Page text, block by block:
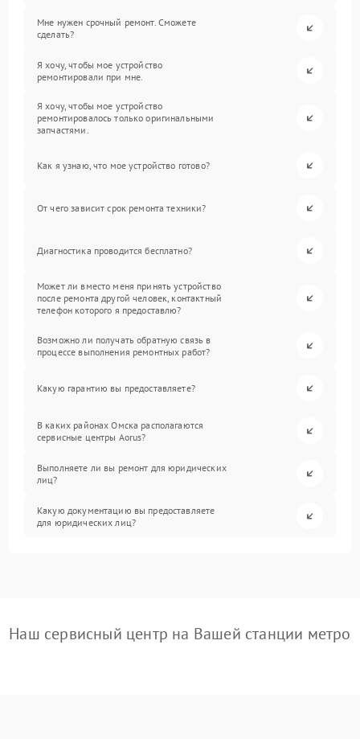
Мне нужен срочный ремонт. Сможете
сделать?
Я хочу, чтобы мое устройство
ремонтировали при мне.
Я хочу, чтобы мое устройство
ремонтировалось только оригинальными
запчастями.
Как я узнаю, что мое устройство готово?
От чего зависит срок ремонта техники?
Диагностика проводится бесплатно?
Может ли вместо меня принять устройство
после ремонта другой человек, контактный
телефон которого я предоставлю?
Возможно ли получать обратную связь в
процессе выполнения ремонтных работ?
Какую гарантию вы предоставляете?
В каких районах Омска располагаются
сервисные центры Aorus?
Выполняете ли вы ремонт для юридических
лиц?
Какую документацию вы предоставляете
для юридических лиц?
Наш сервисный центр на Вашей станции метро